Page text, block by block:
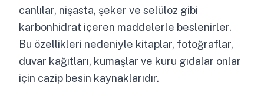
canlılar, nişasta, şeker ve selüloz gibi
karbonhidrat içeren maddelerle beslenirler.
Bu özellikleri nedeniyle kitaplar, fotoğraflar,
duvar kağıtları, kumaşlar ve kuru gıdalar onlar
için cazip besin kaynaklarıdır.